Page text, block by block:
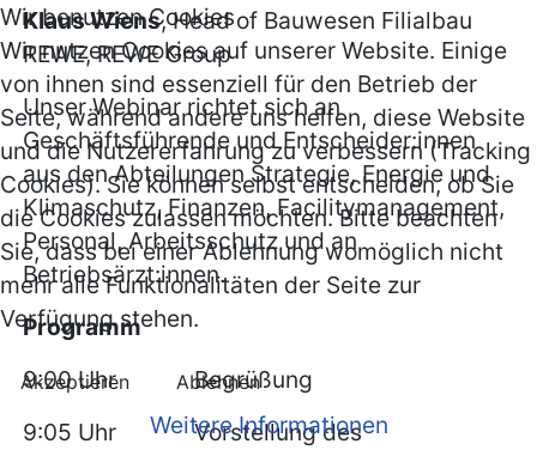
Klaus Wiens, Head of Bauwesen Filialbau
REWE, REWE Group
Unser Webinar richtet sich an
Geschäftsführende und Entscheider:innen
aus den Abteilungen Strategie, Energie und
Klimaschutz, Finanzen, Facilitymanagement,
Personal, Arbeitsschutz und an
Betriebsärzt:innen.
Programm
9:00 Uhr Begrüßung
9:05 Uhr Vorstellung des
Wir benutzen Cookies
Wir nutzen Cookies auf unserer Website. Einige
von ihnen sind essenziell für den Betrieb der
Seite, während andere uns helfen, diese Website
und die Nutzererfahrung zu verbessern (Tracking
Cookies). Sie können selbst entscheiden, ob Sie
die Cookies zulassen möchten. Bitte beachten
Sie, dass bei einer Ablehnung womöglich nicht
mehr alle Funktionalitäten der Seite zur
Verfügung stehen.
Akzeptieren Ablehnen
Weitere Informationen